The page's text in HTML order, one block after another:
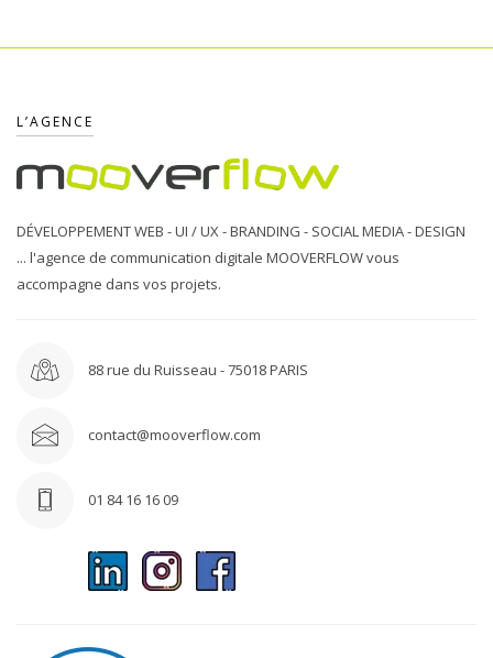
L’AGENCE
DÉVELOPPEMENT WEB - UI / UX - BRANDING - SOCIAL MEDIA - DESIGN
... l'agence de communication digitale MOOVERFLOW vous
accompagne dans vos projets.
88 rue du Ruisseau - 75018 PARIS
contact@mooverflow.com
01 84 16 16 09